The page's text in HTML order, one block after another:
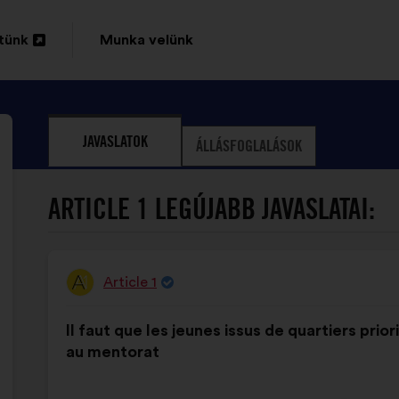
Munka velünk
JAVASLATOK ÁLLÁSFOGLALÁSOK
ARTICLE 1 LEGÚJABB JAVASLATAI:
A
szerzője:
Article 1
javaslat
tartalma:
Il faut que les jeunes issus de quartiers
au mentorat
következő
megoszlásban: